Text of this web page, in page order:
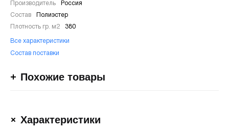
Производитель Россия
Состав Полиэстер
Плотность гр. м2 380
Все характеристики
Состав поставки
Похожие товары
Характеристики